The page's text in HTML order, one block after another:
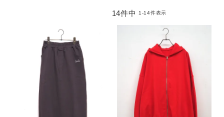
指定した条件をクリア
14件中 1 -14件表示